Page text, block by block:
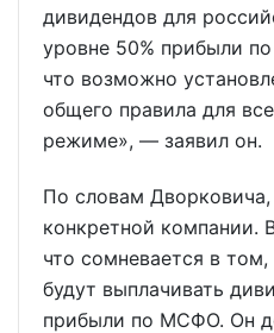
дивидендов для
уровне 50% прибыли
что возможно
общего правила для
режиме», — заявил он.
По словам Дворковича,
конкретной компании.
что сомневается в
будут выплачивать
прибыли по МСФО. Он